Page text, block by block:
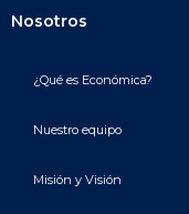
Nosotros
¿Qué es Económica?
Nuestro equipo
Misión y Visión